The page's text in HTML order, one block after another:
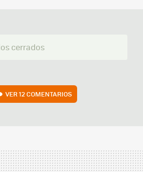
cerrados
VER 12 COMENTARIOS